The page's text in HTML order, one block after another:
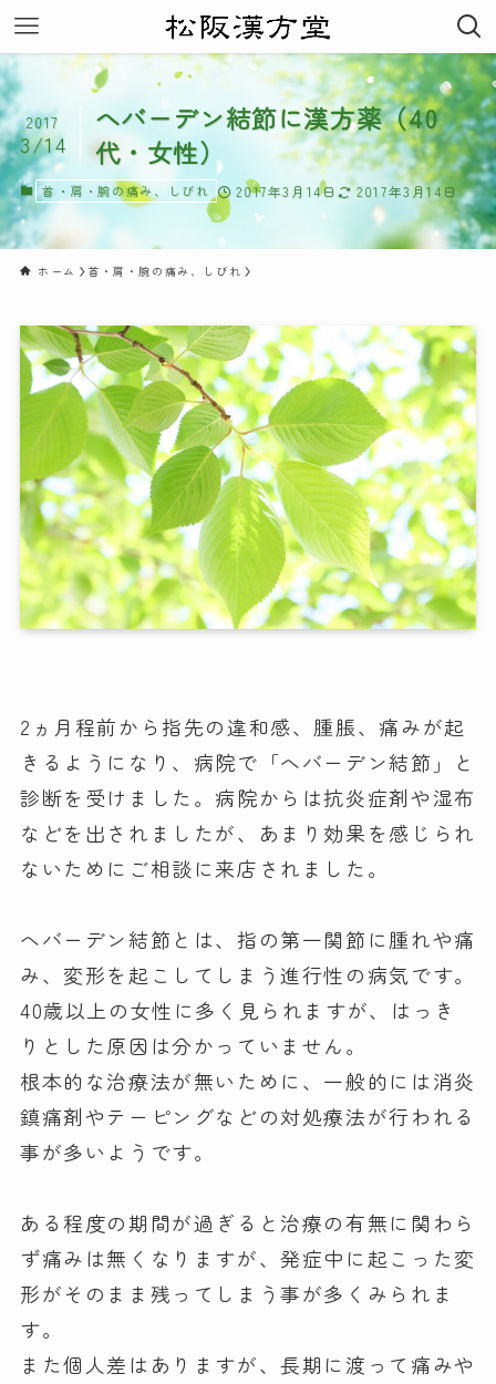
へバーデン結節に漢方薬（40
代・女性）
2017
3/14
首・肩・腕の痛み、しびれ 2017年3月14日 2017年3月14日
ホーム 首・肩・腕の痛み、しびれ
2ヵ月程前から指先の違和感、腫脹、痛みが起
きるようになり、病院で「へバーデン結節」と
診断を受けました。病院からは抗炎症剤や湿布
などを出されましたが、あまり効果を感じられ
ないためにご相談に来店されました。
へバーデン結節とは、指の第一関節に腫れや痛
み、変形を起こしてしまう進行性の病気です。
40歳以上の女性に多く見られますが、はっき
りとした原因は分かっていません。
根本的な治療法が無いために、一般的には消炎
鎮痛剤やテーピングなどの対処療法が行われる
事が多いようです。
ある程度の期間が過ぎると治療の有無に関わら
ず痛みは無くなりますが、発症中に起こった変
形がそのまま残ってしまう事が多くみられま
す。
また個人差はありますが、長期に渡って痛みや